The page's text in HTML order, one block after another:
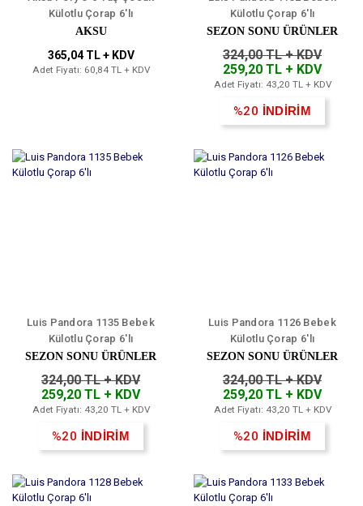
Külotlu Çorap 6'lı
AKSU
365,04 TL + KDV
Adet Fiyatı: 60,84 TL + KDV
Külotlu Çorap 6'lı
SEZON SONU ÜRÜNLER
324,00 TL + KDV
259,20 TL + KDV
Adet Fiyatı: 43,20 TL + KDV
%20 İNDİRİM
Luis Pandora 1135 Bebek
Külotlu Çorap 6'lı
SEZON SONU ÜRÜNLER
324,00 TL + KDV
259,20 TL + KDV
Adet Fiyatı: 43,20 TL + KDV
%20 İNDİRİM
Luis Pandora 1126 Bebek
Külotlu Çorap 6'lı
SEZON SONU ÜRÜNLER
324,00 TL + KDV
259,20 TL + KDV
Adet Fiyatı: 43,20 TL + KDV
%20 İNDİRİM